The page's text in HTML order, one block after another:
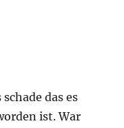
das es
ist. War